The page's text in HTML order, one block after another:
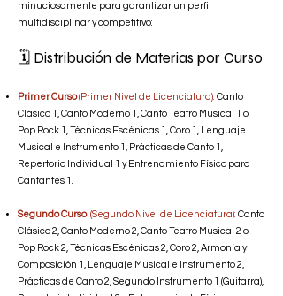
minuciosamente para garantizar un perfil
multidisciplinar y competitivo:
🗓️ Distribución de Materias por Curso
Primer Curso(Primer Nivel de Licenciatura): Canto
Clásico 1, Canto Moderno 1, Canto Teatro Musical 1 o
Pop Rock 1, Técnicas Escénicas 1, Coro 1, Lenguaje
Musical e Instrumento 1, Prácticas de Canto 1,
Repertorio Individual 1 y Entrenamiento Físico para
Cantantes 1.
Segundo Curso (Segundo Nivel de Licenciatura): Canto
Clásico 2, Canto Moderno 2, Canto Teatro Musical 2 o
Pop Rock 2, Técnicas Escénicas 2, Coro 2, Armonía y
Composición 1, Lenguaje Musical e Instrumento 2,
Prácticas de Canto 2, Segundo Instrumento 1 (Guitarra),